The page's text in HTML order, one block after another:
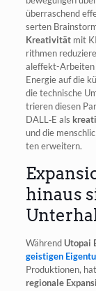
über­ra­schend
ser­ten
Krea­ti­vi­tätmit
rith­men
al­ef­fekt-Arbei­ten
Ener­gie auf die
die tech­ni­sche
trie­ren die­sen
DALL‑E als
und die
ten erweitern.
hinaus
Wäh­rendUto­pai
geis­ti­gen
Pro­duk­tio­nen,
regio­na­le